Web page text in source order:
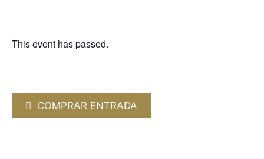
This event has passed.
COMPRAR ENTRADA